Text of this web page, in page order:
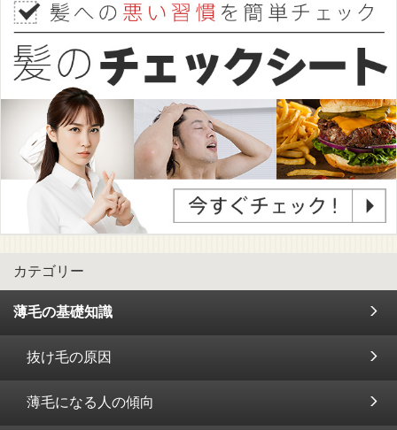
カテゴリー
薄毛の基礎知識
抜け毛の原因
薄毛になる人の傾向